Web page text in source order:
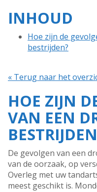
INHOUD
Hoe zijn de
bestrijden?
« Terug naar het
HOE ZIJN
VAN EEN
De gevolgen van een
van de oorzaak, op
Overleg met uw
meest geschikt is.